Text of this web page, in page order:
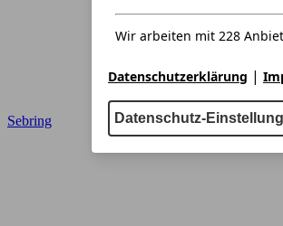
Wir arbeiten mit 228
Datenschutzerklärung |
Datenschutz-
Sebring